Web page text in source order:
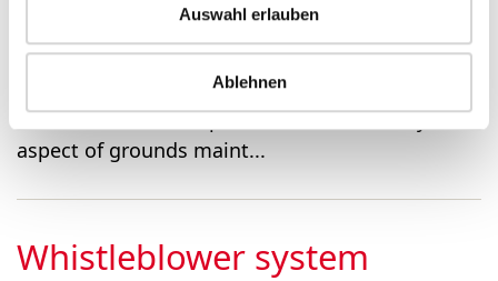
Auswahl erlauben
Ablehnen
...Our assistance – anywhere, anytime Bucher
Municipal service technicians provide support
for products in the field and in our depots.
Continental Landscapes is involved in every
aspect of grounds maint...
Whistleblower system